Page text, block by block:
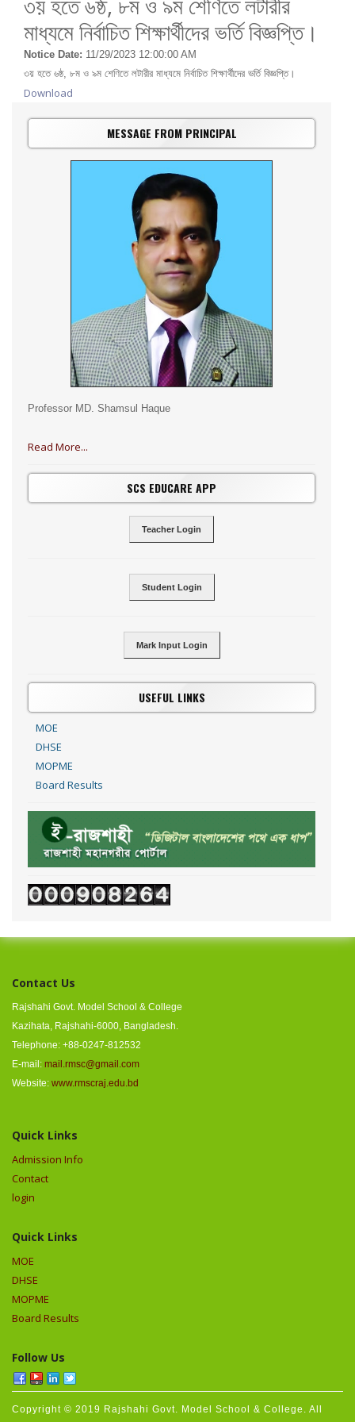
মাধ্যমে নির্বাচিত শিক্ষার্থীদের ভর্তি বিজ্ঞপ্তি।
Notice Date: 11/29/2023 12:00:00 AM
৩য় হতে ৬ষ্ঠ, ৮ম ও ৯ম শেণিতে লটারীর মাধ্যমে নির্বাচিত শিক্ষার্থীদের ভর্তি বিজ্ঞপ্তি।
Download
MESSAGE FROM PRINCIPAL
Professor MD. Shamsul Haque
Read More...
SCS EDUCARE APP
Teacher Login
Student Login
Mark Input Login
USEFUL LINKS
MOE
DHSE
MOPME
Board Results
Contact Us
Rajshahi Govt. Model School & College
Kazihata, Rajshahi-6000, Bangladesh.
Telephone: +88-0247-812532
E-mail: mail.rmsc@gmail.com
Website: www.rmscraj.edu.bd
Quick Links
Admission Info
Contact
login
Quick Links
MOE
DHSE
MOPME
Board Results
Follow Us
Copyright © 2019 Rajshahi Govt. Model School & College. All